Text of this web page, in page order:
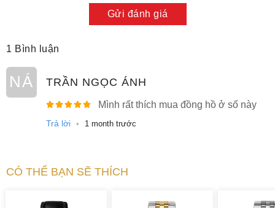
Gửi đánh giá
1 Bình luận
NÁ TRẦN NGỌC ÁNH
Mình rất thích mua đồng hồ ở số này
Trả lời • 1 month trước
CÓ THỂ BẠN SẼ THÍCH